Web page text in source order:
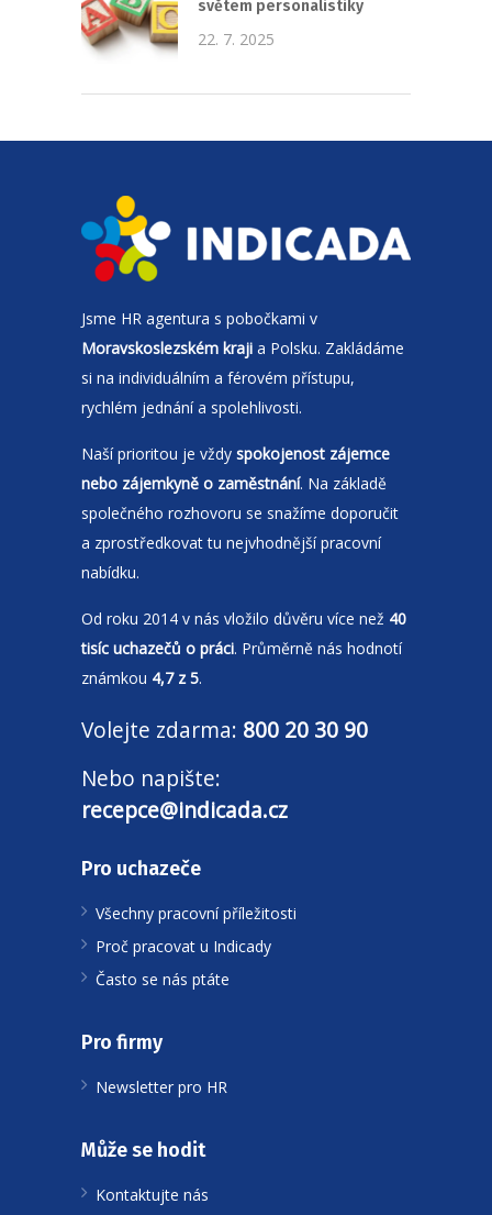
světem personalistiky
22. 7. 2025
Jsme HR agentura s pobočkami v
Moravskoslezském kraji a Polsku. Zakládáme
si na individuálním a férovém přístupu,
rychlém jednání a spolehlivosti.
Naší prioritou je vždy spokojenost zájemce
nebo zájemkyně o zaměstnání. Na základě
společného rozhovoru se snažíme doporučit
a zprostředkovat tu nejvhodnější pracovní
nabídku.
Od roku 2014 v nás vložilo důvěru více než 40
tisíc uchazečů o práci. Průměrně nás hodnotí
známkou 4,7 z 5.
Volejte zdarma: 800 20 30 90
Nebo napište:
recepce@indicada.cz
Pro uchazeče
Všechny pracovní příležitosti
Proč pracovat u Indicady
Často se nás ptáte
Pro firmy
Newsletter pro HR
Může se hodit
Kontaktujte nás